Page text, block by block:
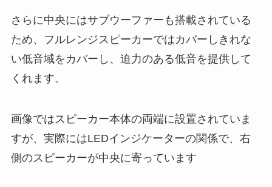
さらに中央にはサブウーファーも搭載されている
ため、フルレンジスピーカーではカバーしきれな
い低音域をカバーし、迫力のある低音を提供して
くれます。
画像ではスピーカー本体の両端に設置されていま
すが、実際にはLEDインジケーターの関係で、右
側のスピーカーが中央に寄っています